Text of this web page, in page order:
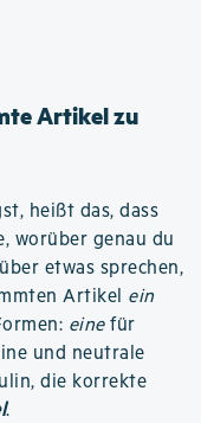
Artikel zu
heißt das, dass
worüber genau du
etwas sprechen,
Artikel ein
einefür
und neutrale
die korrekte
.